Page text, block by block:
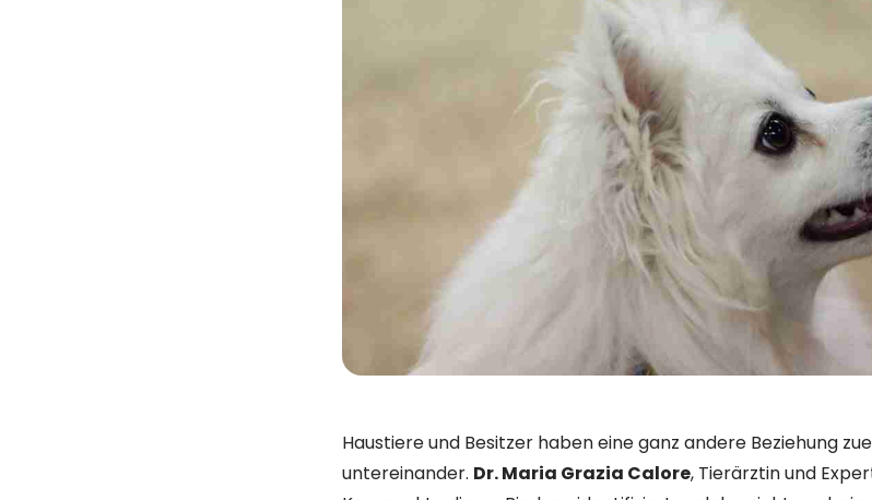
Haustiere und Besitzer haben eine ganz andere Beziehung
untereinander. Dr. Maria Grazia Calore, Tierärztin und